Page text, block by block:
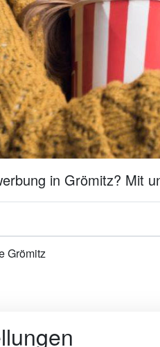
in Grömitz? Mit
Grömitz
Die Kinomakler